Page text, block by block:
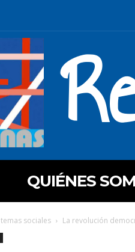
QUIÉNES
temas sociales La revolución